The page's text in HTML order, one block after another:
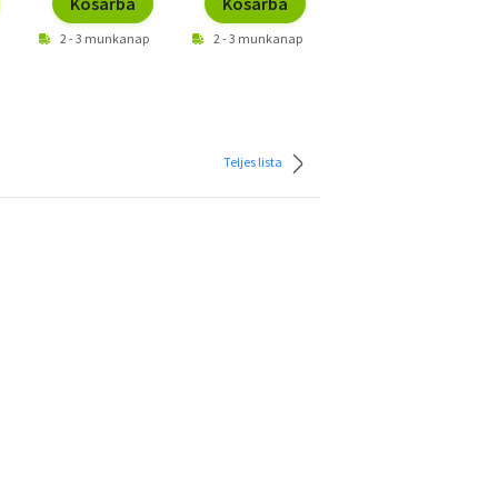
2 - 3 munkanap 2 - 3 munkanap
Teljes lista